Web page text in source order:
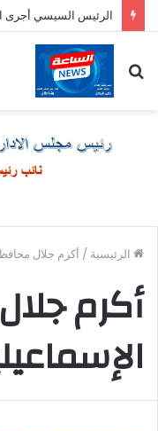
الرئيس السيسي أجرى
عن
الرئيسية / أكرم جلال
أكرم